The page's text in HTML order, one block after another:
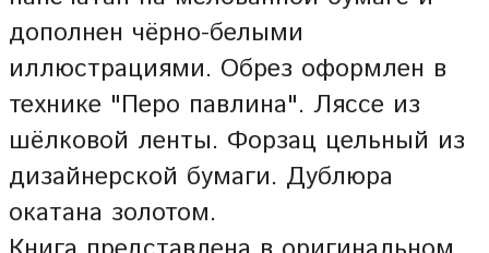
дополнен чёрно-белыми
иллюстрациями. Обрез оформлен в
технике "Перо павлина". Ляссе из
шёлковой ленты. Форзац цельный из
дизайнерской бумаги. Дублюра
окатана золотом.